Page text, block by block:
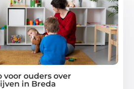
ouders over
in Breda